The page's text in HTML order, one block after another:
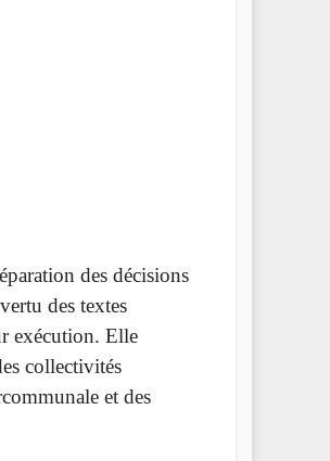
des décisions
des textes
exécution. Elle
collectivités
et des